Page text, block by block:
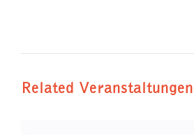
Related Veranstaltungen